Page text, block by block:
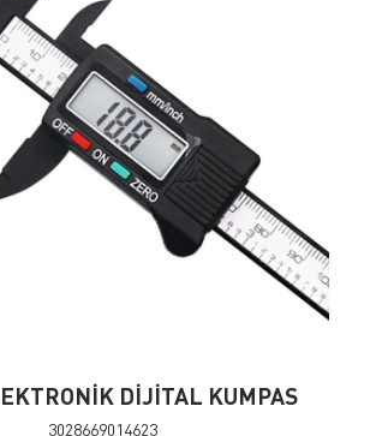
DİJİTAL KUMPAS
3028669014623